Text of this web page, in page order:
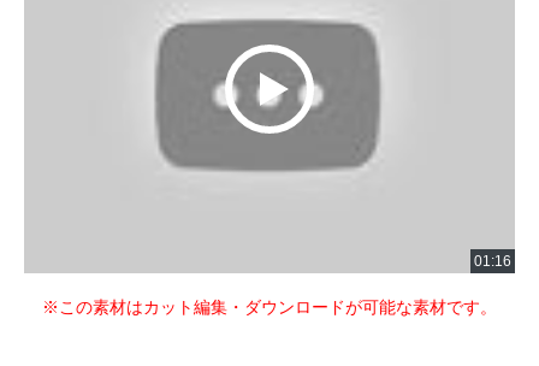
※この素材はカット編集・ダウンロードが可能な素材です。